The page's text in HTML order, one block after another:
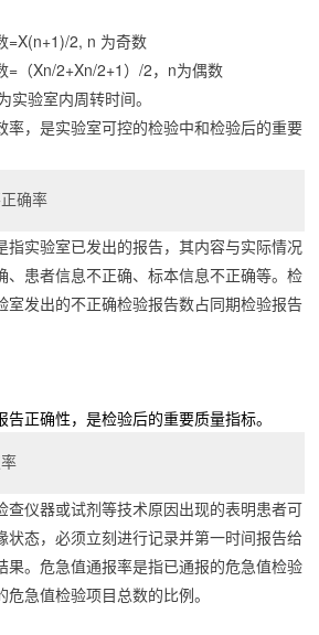
=X(n+1)/2, n 为奇数
=（Xn/2+Xn/2+1）/2，n为偶数
实验室内周转时间。
率，是实验室可控的检验中和检验后的重要
确率
指实验室已发出的报告，其内容与实际情况
、患者信息不正确、标本信息不正确等。检
室发出的不正确检验报告数占同期检验报告
正确性，是检验后的重要质量指标。
查仪器或试剂等技术原因出现的表明患者可
状态，必须立刻进行记录并第一时间报告给
果。危急值通报率是指已通报的危急值检验
急值检验项目总数的比例。